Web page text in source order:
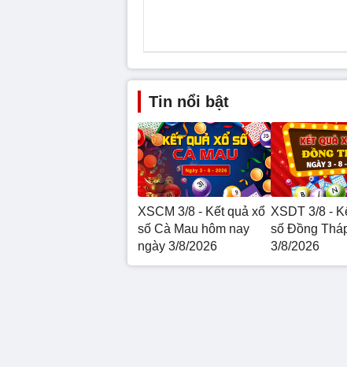
Tin nổi bật
XSCM 3/8 - Kết quả xổ
số Cà Mau hôm nay
ngày 3/8/2026
XSDT 3/8 -
số Đồng
3/8/2026